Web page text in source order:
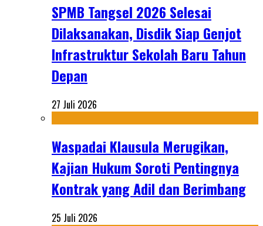
SPMB Tangsel 2026 Selesai
Dilaksanakan, Disdik Siap Genjot
Infrastruktur Sekolah Baru Tahun
Depan
27 Juli 2026
Waspadai Klausula Merugikan,
Kajian Hukum Soroti Pentingnya
Kontrak yang Adil dan Berimbang
25 Juli 2026